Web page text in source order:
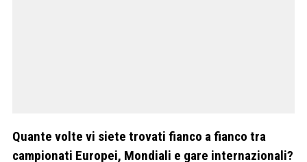
Quante volte vi siete trovati fianco a fianco tra
campionati Europei, Mondiali e gare internazionali?